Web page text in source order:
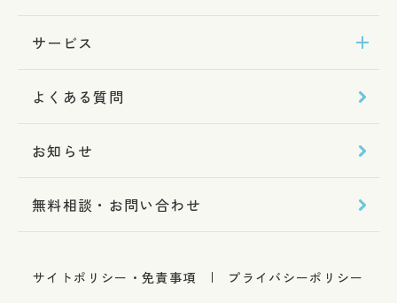
サービス
よくある質問
お知らせ
無料相談・お問い合わせ
サイトポリシー・免責事項 プライバシーポリシー